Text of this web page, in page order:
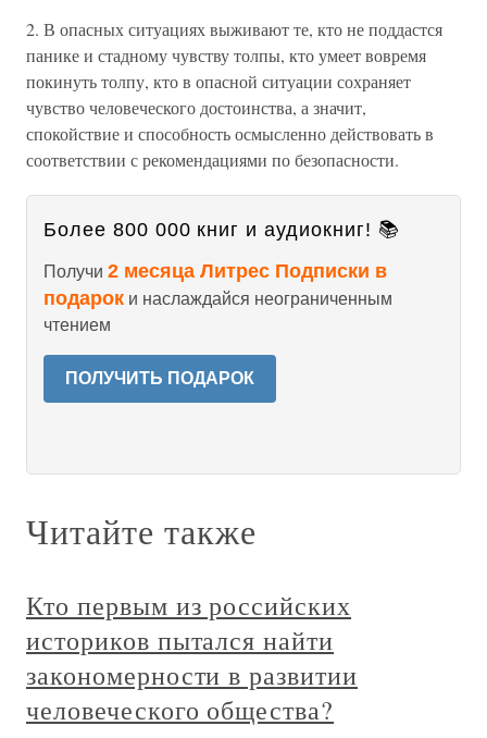
2. В опасных ситуациях выживают те, кто не поддастся
панике и стадному чувству толпы, кто умеет вовремя
покинуть толпу, кто в опасной ситуации сохраняет
чувство человеческого достоинства, а значит,
спокойствие и способность осмысленно действовать в
соответствии с рекомендациями по безопасности.
Более 800 000 книг и аудиокниг! 📚
Получи 2 месяца Литрес Подписки в
подарок и наслаждайся неограниченным
чтением
ПОЛУЧИТЬ ПОДАРОК
Читайте также
Кто первым из российских
историков пытался найти
закономерности в развитии
человеческого общества?